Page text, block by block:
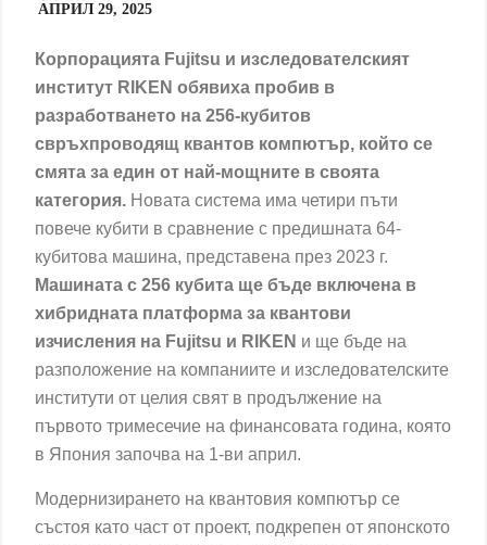
АПРИЛ 29, 2025
Корпорацията Fujitsu и изследователският
институт RIKEN обявиха пробив в
разработването на 256-кубитов
свръхпроводящ квантов компютър, който се
смята за един от най-мощните в своята
категория. Новата система има четири пъти
повече кубити в сравнение с предишната 64-
кубитова машина, представена през 2023 г.
Машината с 256 кубита ще бъде включена в
хибридната платформа за квантови
изчисления на Fujitsu и RIKEN и ще бъде на
разположение на компаниите и изследователските
институти от целия свят в продължение на
първото тримесечие на финансовата година, която
в Япония започва на 1-ви април.
Модернизирането на квантовия компютър се
състоя като част от проект, подкрепен от японското